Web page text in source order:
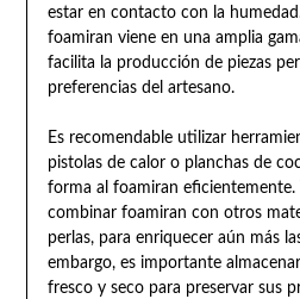
estar en contacto con la
foamiran viene en una amplia
facilita la producción de piezas
preferencias del artesano.
Es recomendable utilizar
pistolas de calor o planchas de
forma al foamiran eficientemente.
combinar foamiran con otros
perlas, para enriquecer aún más
embargo, es importante
fresco y seco para preservar sus